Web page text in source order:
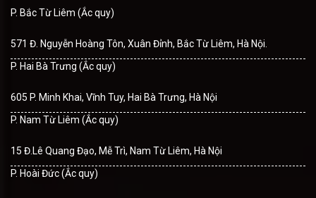
P. Bắc Từ Liêm (Ắc quy)
571 Đ. Nguyễn Hoàng Tôn, Xuân Đỉnh, Bắc Từ Liêm, Hà Nội.
P. Hai Bà Trưng (Ắc quy)
605 P. Minh Khai, Vĩnh Tuy, Hai Bà Trưng, Hà Nội
P. Nam Từ Liêm (Ắc quy)
15 Đ.Lê Quang Đạo, Mễ Trì, Nam Từ Liêm, Hà Nội
P. Hoài Đức (Ắc quy)